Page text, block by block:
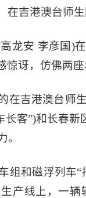
在吉港澳台师
龙安 李彦国)
惊讶，仿佛两座
在吉港澳台师
长客”)和长春
。
组和磁浮列车
产线上，一